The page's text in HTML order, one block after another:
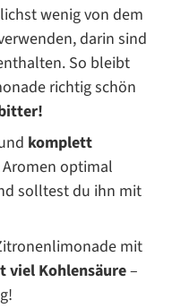
wenig von dem
darin sind
So bleibt
richtig schön
komplett
optimal
solltest du ihn mit
mit
viel Kohlensäure–